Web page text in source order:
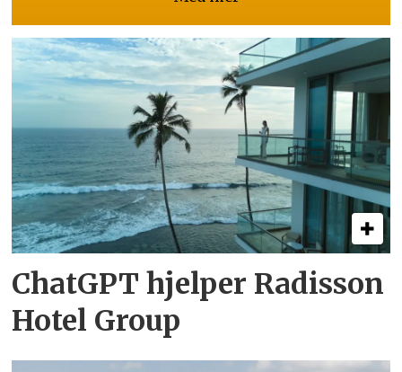
ChatGPT hjelper Radisson
Hotel Group